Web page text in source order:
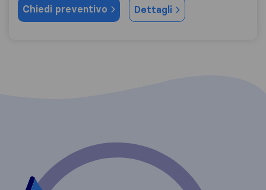
Chiedi preventivo Dettagli